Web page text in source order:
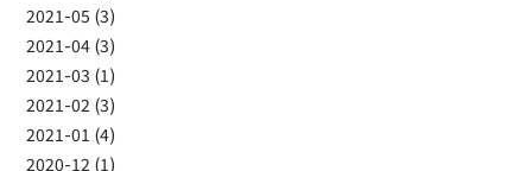
2021-05 (3)
2021-04 (3)
2021-03 (1)
2021-02 (3)
2021-01 (4)
2020-12 (1)